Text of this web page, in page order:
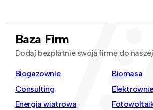
Baza Firm
Dodaj bezpłatnie swoją firmę do
Biogazownie
Biomasa
Consulting
Energia wiatrowa